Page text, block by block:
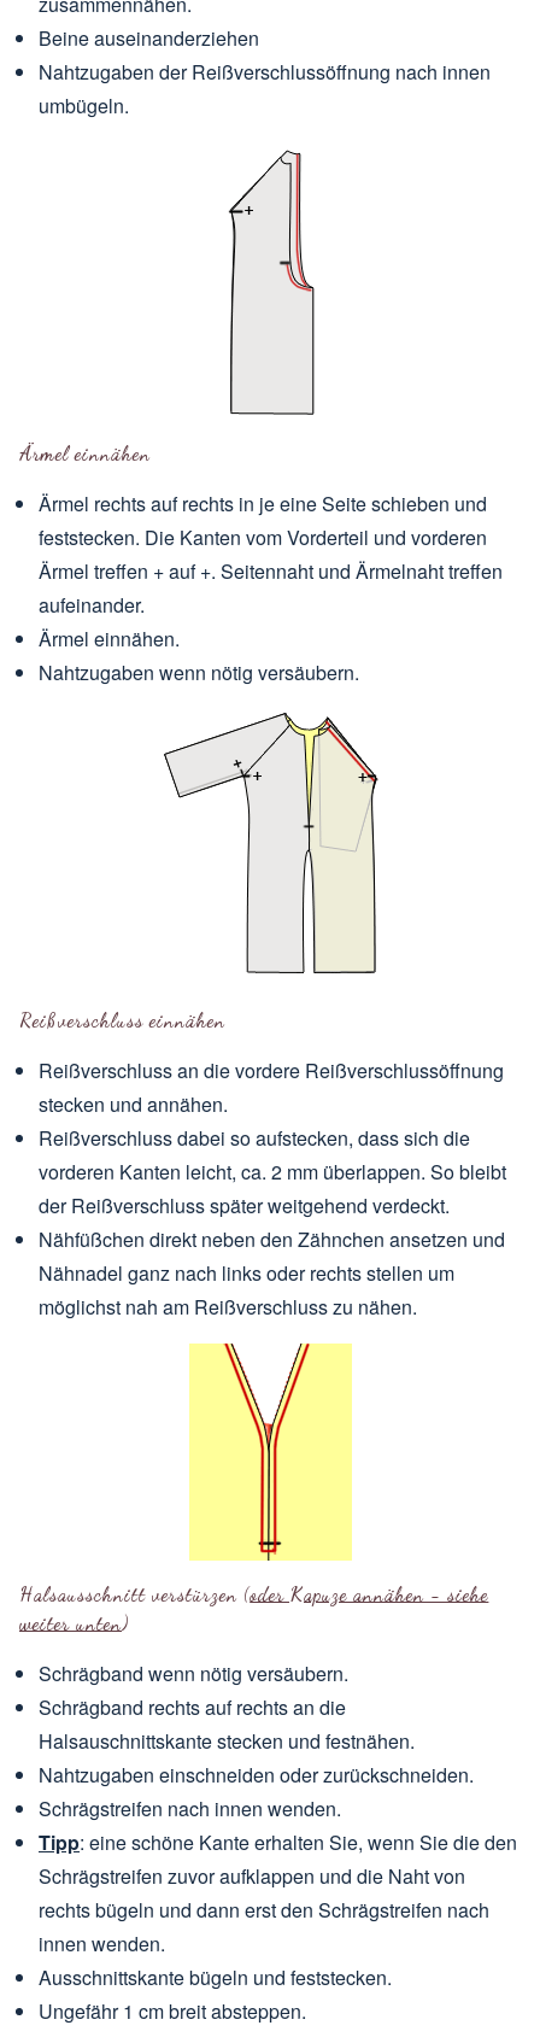
Beine auseinanderziehen
Nahtzugaben der Reißverschlussöffnung nach innen
umbügeln.
Ärmel einnähen
Ärmel rechts auf rechts in je eine Seite schieben und
feststecken. Die Kanten vom Vorderteil und vorderen
Ärmel treffen + auf +. Seitennaht und Ärmelnaht treffen
aufeinander.
Ärmel einnähen.
Nahtzugaben wenn nötig versäubern.
Reißverschluss einnähen
Reißverschluss an die vordere Reißverschlussöffnung
stecken und annähen.
Reißverschluss dabei so aufstecken, dass sich die
vorderen Kanten leicht, ca. 2 mm überlappen. So bleibt
der Reißverschluss später weitgehend verdeckt.
Nähfüßchen direkt neben den Zähnchen ansetzen und
Nähnadel ganz nach links oder rechts stellen um
möglichst nah am Reißverschluss zu nähen.
Halsausschnitt verstürzen (oder Kapuze annähen - siehe
weiter unten)
Schrägband wenn nötig versäubern.
Schrägband rechts auf rechts an die
Halsauschnittskante stecken und festnähen.
Nahtzugaben einschneiden oder zurückschneiden.
Schrägstreifen nach innen wenden.
Tipp: eine schöne Kante erhalten Sie, wenn Sie die den
Schrägstreifen zuvor aufklappen und die Naht von
rechts bügeln und dann erst den Schrägstreifen nach
innen wenden.
Ausschnittskante bügeln und feststecken.
Ungefähr 1 cm breit absteppen.